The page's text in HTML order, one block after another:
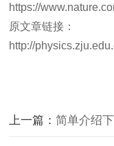
https://
原文章链接：
http://
上一篇：简单介绍